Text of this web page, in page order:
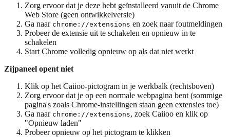
Zorg ervoor dat je deze hebt geïnstalleerd vanuit de Chrome
Web Store (geen ontwikkelversie)
Ga naar chrome://extensions en zoek naar foutmeldingen
Probeer de extensie uit te schakelen en opnieuw in te
schakelen
Start Chrome volledig opnieuw op als dat niet werkt
Zijpaneel opent niet
Klik op het Caiioo-pictogram in je werkbalk (rechtsboven)
Zorg ervoor dat je op een normale webpagina bent (sommige
pagina's zoals Chrome-instellingen staan geen extensies toe)
Ga naar chrome://extensions, zoek Caiioo en klik op
"Opnieuw laden"
Probeer opnieuw op het pictogram te klikken